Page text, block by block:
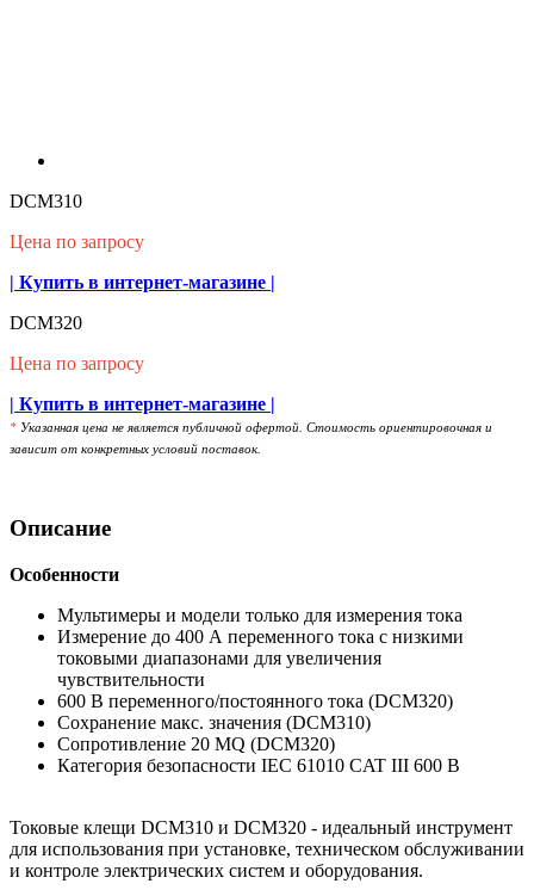
DCM310
Цена по запросу
| Купить в интернет-магазине |
DCM320
Цена по запросу
| Купить в интернет-магазине |
* Указанная цена не является публичной офертой. Стоимость ориентировочная и
зависит от конкретных условий поставок.
Описание
Особенности
Мультимеры и модели только для измерения тока
Измерение до 400 А переменного тока с низкими
токовыми диапазонами для увеличения
чувствительности
600 В переменного/постоянного тока (DCM320)
Сохранение макс. значения (DCM310)
Сопротивление 20 MQ (DCM320)
Категория безопасности IEC 61010 CAT III 600 В
Токовые клещи DCM310 и DCM320 - идеальный инструмент
для использования при установке, техническом обслуживании
и контроле электрических систем и оборудования.